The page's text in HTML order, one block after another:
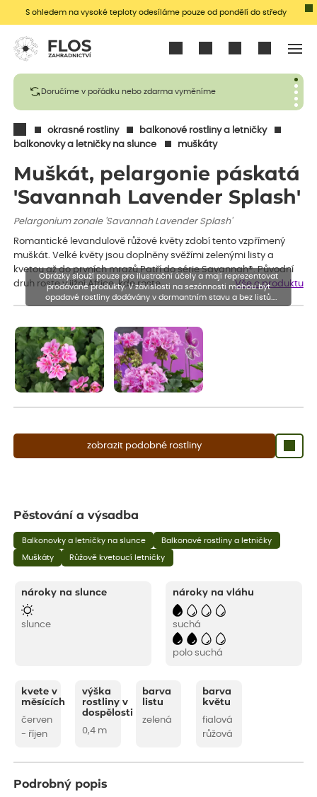
S ohledem na vysoké teploty odesíláme pouze od pondělí do středy
Doručíme v pořádku nebo zdarma vyměníme
okrasné rostliny
balkonové rostliny a letničky
balkonovky a letničky na slunce
muškáty
Muškát, pelargonie páskatá
'Savannah Lavender Splash'
Pelargonium zonale 'Savannah Lavender Splash'
Romantické levandulově růžové květy zdobí tento vzpřímený
muškát. Velké květy jsou doplněny svěžími zelenými listy a
kvetou až do prvních mrazů.Patří do série Savannah®. Původní
druh roste v jižní Africe, kde roste…
Vše o produktu
zobrazit podobné rostliny
Obrázky slouží pouze pro ilustrační účely a mají reprezentovat
prodávané produkty. V závislosti na sezónnosti mohou být
opadavé rostliny dodávány v dormantním stavu a bez listů.
Rostliny mohou být také sestřiženy níže, než je uvedená výška,
Pěstování a výsadba
Balkonovky a letničky na slunce Balkonové rostliny a letničky
Muškáty Růžově kvetoucí letničky
nároky na slunce
slunce
nároky na vláhu
suchá
polo suchá
kvete v
měsících
červen
- říjen
výška
rostliny v
dospělosti
0,4 m
barva
listu
zelená
barva
květu
fialová
růžová
Podrobný popis